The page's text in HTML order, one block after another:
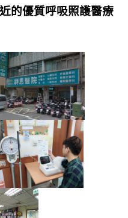
的優質呼吸照護醫療